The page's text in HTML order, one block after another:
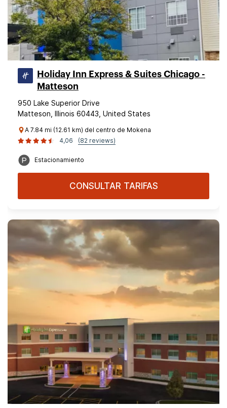
Holiday Inn Express & Suites Chicago -
Matteson
950 Lake Superior Drive
Matteson, Illinois 60443, United States
A 7.84 mi (12.61 km) del centro de Mokena
4,06
(82 reviews)
Estacionamiento
CONSULTAR TARIFAS